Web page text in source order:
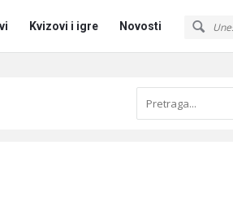
Kvizovi i igre Novosti